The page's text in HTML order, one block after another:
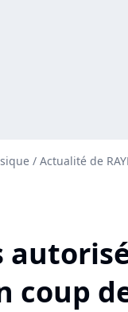
/ Actualité de
coup